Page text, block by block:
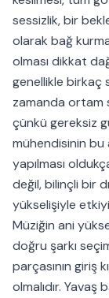
sessizlik, bir
olarak bağ
olması dikkat
genellikle birkaç
zamanda ortam
çünkü gereksiz
mühendisinin bu
yapılması
değil, bilinçli bir
yükselişiyle
Müziğin ani
doğru şarkı
parçasının giriş
olmalıdır.